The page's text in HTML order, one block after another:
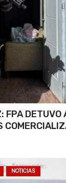
FPA DETUVO
NOTICIAS